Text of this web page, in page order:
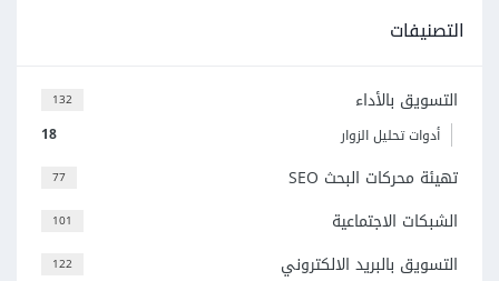
التصنيفات
132 التسويق بالأداء
18 أدوات تحليل الزوار
77 تهيئة محركات البحث SEO
101 الشبكات الاجتماعية
122 التسويق بالبريد الالكتروني